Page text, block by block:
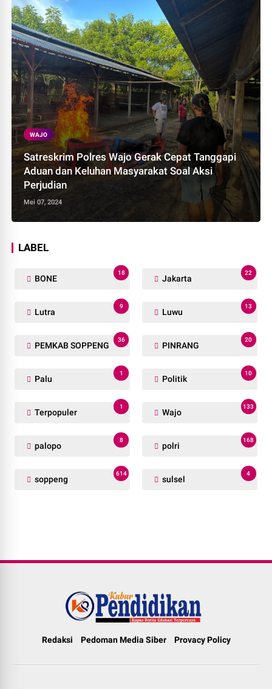
WAJO
Satreskrim Polres Wajo Gerak Cepat Tanggapi
Aduan dan Keluhan Masyarakat Soal Aksi
Perjudian
Mei 07, 2024
LABEL
BONE
18
Jakarta
22
Lutra
9
Luwu
13
PEMKAB SOPPENG
36
PINRANG
20
Palu
1
Politik
10
Terpopuler
1
Wajo
133
palopo
8
polri
168
soppeng
614
sulsel
4
Redaksi Pedoman Media Siber Provacy Policy